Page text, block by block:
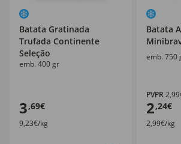
Batata Gratinada
Trufada Continente
Seleção
emb. 400 gr
3,69€
9,23€/kg
Batata
emb. 750
PVPR
2,24€
2,99€/kg